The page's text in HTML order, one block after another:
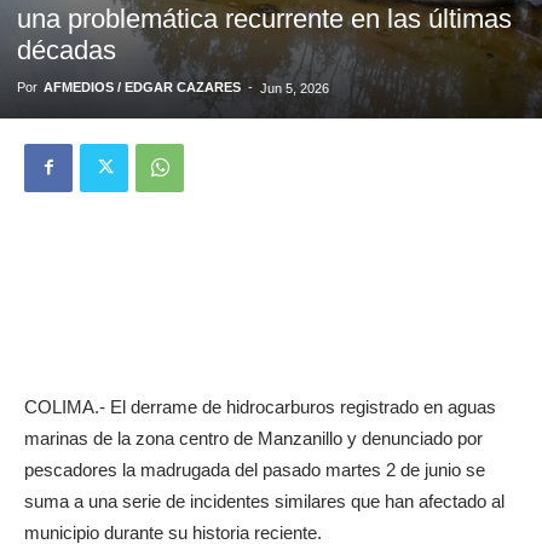
una problemática recurrente en las últimas
décadas
Por AFMEDIOS / EDGAR CAZARES - Jun 5, 2026
COLIMA.- El derrame de hidrocarburos registrado en aguas
marinas de la zona centro de Manzanillo y denunciado por
pescadores la madrugada del pasado martes 2 de junio se
suma a una serie de incidentes similares que han afectado al
municipio durante su historia reciente.